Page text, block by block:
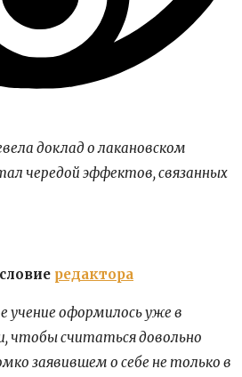
доклад о лакановском
чередой эффектов, связанных
редактора
учение оформилось уже в
чтобы считаться довольно
заявившем о себе не только в